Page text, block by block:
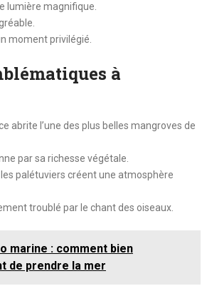
lumière magnifique.
moment privilégié.
à
abrite l’une des plus belles mangroves de
par sa richesse végétale.
palétuviers créent une atmosphère
troublé par le chant des oiseaux.
marine : comment bien
de prendre la mer